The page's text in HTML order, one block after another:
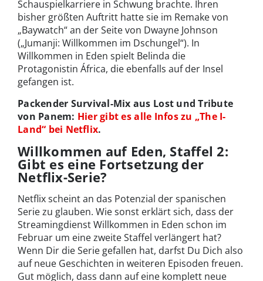
Schauspielkarriere in Schwung brachte. Ihren
bisher größten Auftritt hatte sie im Remake von
„Baywatch“ an der Seite von Dwayne Johnson
(„Jumanji: Willkommen im Dschungel“). In
Willkommen in Eden spielt Belinda die
Protagonistin África, die ebenfalls auf der Insel
gefangen ist.
Packender Survival-Mix aus Lost und Tribute
von Panem: Hier gibt es alle Infos zu „The I-
Land“ bei Netflix.
Willkommen auf Eden, Staffel 2:
Gibt es eine Fortsetzung der
Netflix-Serie?
Netflix scheint an das Potenzial der spanischen
Serie zu glauben. Wie sonst erklärt sich, dass der
Streamingdienst Willkommen in Eden schon im
Februar um eine zweite Staffel verlängert hat?
Wenn Dir die Serie gefallen hat, darfst Du Dich also
auf neue Geschichten in weiteren Episoden freuen.
Gut möglich, dass dann auf eine komplett neue